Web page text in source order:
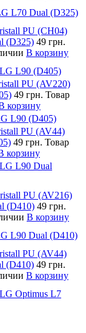
L70 Dual (D325)
PU (CH04)
(D325) 49 грн.
В корзину
L90 (D405)
PU (AV220)
49 грн. Товар
корзину
L90 (D405)
PU (AV44)
49 грн. Товар
корзину
L90 Dual
PU (AV216)
(D410) 49 грн.
В корзину
L90 Dual (D410)
PU (AV44)
(D410) 49 грн.
В корзину
Optimus L7